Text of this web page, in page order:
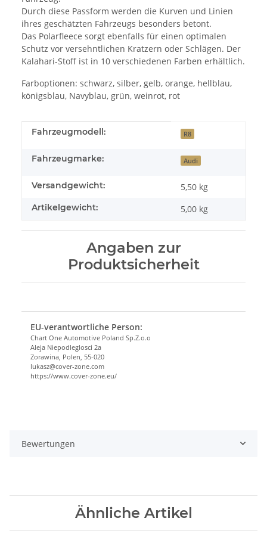
Durch diese Passform werden die Kurven und Linien
ihres geschätzten Fahrzeugs besonders betont.
Das Polarfleece sorgt ebenfalls für einen optimalen
Schutz vor versehntlichen Kratzern oder Schlägen. Der
Kalahari-Stoff ist in 10 verschiedenen Farben erhältlich.
Farboptionen: schwarz, silber, gelb, orange, hellblau,
königsblau, Navyblau, grün, weinrot, rot
Produkteigenschaft
Wert
Fahrzeugmodell: R8
Fahrzeugmarke: Audi
Versandgewicht: 5,50 kg
Artikelgewicht: 5,00 kg
Angaben zur
Produktsicherheit
EU-verantwortliche Person:
Chart One Automotive Poland Sp.Z.o.o
Aleja Niepodleglosci 2a
Zorawina, Polen, 55-020
lukasz@cover-zone.com
https://www.cover-zone.eu/
Bewertungen
Ähnliche Artikel